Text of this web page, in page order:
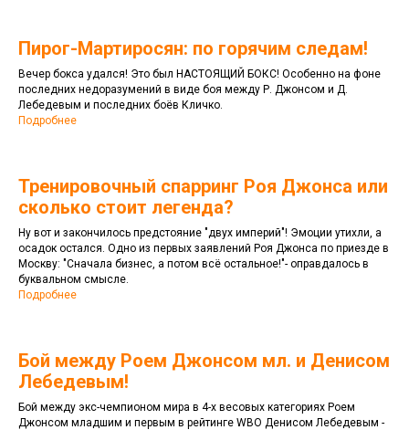
Пирог-Мартиросян: по горячим следам!
Вечер бокса удался! Это был НАСТОЯЩИЙ БОКС! Особенно на фоне
последних недоразумений в виде боя между Р. Джонсом и Д.
Лебедевым и последних боёв Кличко.
Подробнее
Тренировочный спарринг Роя Джонса или
сколько стоит легенда?
Ну вот и закончилось предстояние "двух империй"! Эмоции утихли, а
осадок остался. Одно из первых заявлений Роя Джонса по приезде в
Москву: "Сначала бизнес, а потом всё остальное!"- оправдалось в
буквальном смысле.
Подробнее
Бой между Роем Джонсом мл. и Денисом
Лебедевым!
Бой между экс-чемпионом мира в 4-х весовых категориях Роем
Джонсом младшим и первым в рейтинге WBO Денисом Лебедевым -